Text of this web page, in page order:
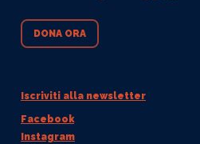
DONA ORA
Iscriviti alla newsletter
Facebook
Instagram